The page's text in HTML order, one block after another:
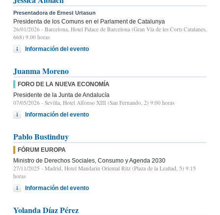
Presentadora de Ernest Urtasun
Presidenta de los Comuns en el Parlament de Catalunya
26/01/2026 - Barcelona, Hotel Palace de Barcelona (Gran Vía de les Corts Catalanes,
668) 9.00 horas
Información del evento
Juanma Moreno
FORO DE LA NUEVA ECONOMÍA
Presidente de la Junta de Andalucía
07/05/2026 - Sevilla, Hotel Alfonso XIII (San Fernando, 2) 9:00 horas
Información del evento
Pablo Bustinduy
FÓRUM EUROPA
Ministro de Derechos Sociales, Consumo y Agenda 2030
27/11/2025 - Madrid, Hotel Mandarin Oriental Ritz (Plaza de la Lealtad, 5) 9:15
horas
Información del evento
Yolanda Díaz Pérez